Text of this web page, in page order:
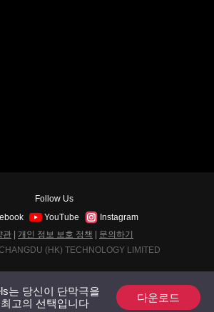
Follow Us
YouTube
Instagram
관
개인 정보 보호 정책
문의하기
(HK) TECHNOLOGY LIMITED
는 당신이 단막극을
고의 선택입니다
다운로드